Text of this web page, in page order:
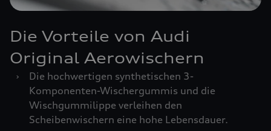
Die Vorteile von Audi
Original Aerowischern
›
Die hochwertigen synthetischen 3-
Komponenten-Wischergummis und die
Wischgummilippe verleihen den
Scheibenwischern eine hohe Lebensdauer.